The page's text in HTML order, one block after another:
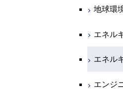
人間医
人間医
人間医
物質・
原子核
地球生
人間医
物質・
エネル
人間医
物質・
人間医
物質・
エンジ
地球環
エネル
エネル
エンジ